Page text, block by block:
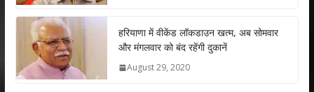
हरियाणा में वीकेंड लॉकडाउन खत्म, अब सोमवार
और मंगलवार को बंद रहेंगी दुकानें
August 29, 2020